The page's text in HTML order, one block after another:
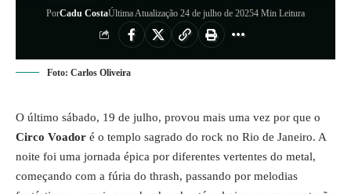
PorCadu CostaÚltima Atualização 24 de julho de 20254 Min Leitura
Foto: Carlos Oliveira
O último sábado, 19 de julho, provou mais uma vez por que o
Circo Voador é o templo sagrado do rock no Rio de Janeiro. A
noite foi uma jornada épica por diferentes vertentes do metal,
começando com a fúria do thrash, passando por melodias